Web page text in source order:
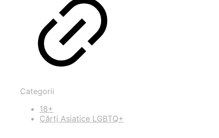
Categorii
18+
Cărți Asiatice LGBTQ+